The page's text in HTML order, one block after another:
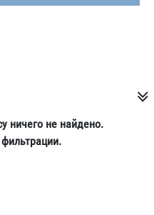
ничего не найдено.